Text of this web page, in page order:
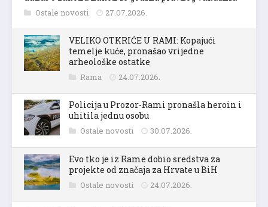
Ostale novosti 27.07.2026.
VELIKO OTKRIĆE U RAMI: Kopajući
temelje kuće, pronašao vrijedne
arheološke ostatke
Rama 24.07.2026.
Policija u Prozor-Rami pronašla heroin i
uhitila jednu osobu
Ostale novosti 30.07.2026.
Evo tko je iz Rame dobio sredstva za
projekte od značaja za Hrvate u BiH
Ostale novosti 24.07.2026.